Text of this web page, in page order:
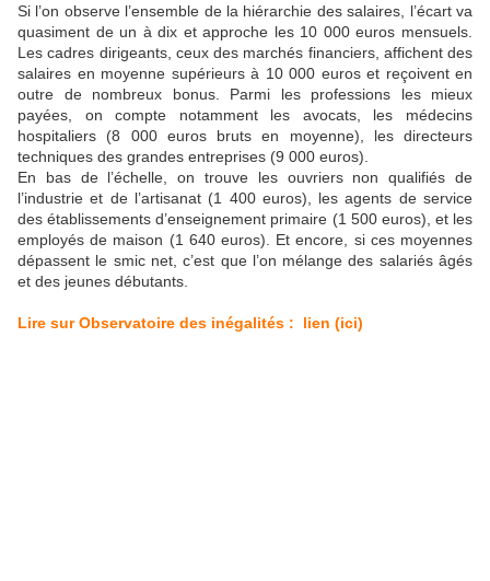
Si l’on observe l’ensemble de la hiérarchie des salaires, l’écart va
quasiment de un à dix et approche les 10 000 euros mensuels.
Les cadres dirigeants, ceux des marchés financiers, affichent des
salaires en moyenne supérieurs à 10 000 euros et reçoivent en
outre de nombreux bonus. Parmi les professions les mieux
payées, on compte notamment les avocats, les médecins
hospitaliers (8 000 euros bruts en moyenne), les directeurs
techniques des grandes entreprises (9 000 euros).
En bas de l’échelle, on trouve les ouvriers non qualifiés de
l’industrie et de l’artisanat (1 400 euros), les agents de service
des établissements d’enseignement primaire (1 500 euros), et les
employés de maison (1 640 euros). Et encore, si ces moyennes
dépassent le smic net, c’est que l’on mélange des salariés âgés
et des jeunes débutants.
Lire sur Observatoire des inégalités : lien (ici)